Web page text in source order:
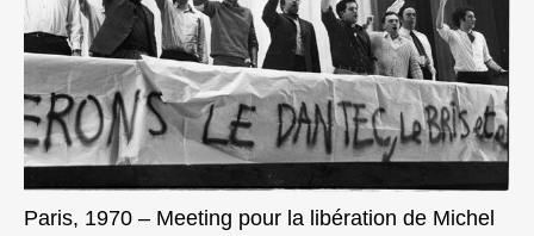
Paris, 1970 – Meeting pour la libération de Michel